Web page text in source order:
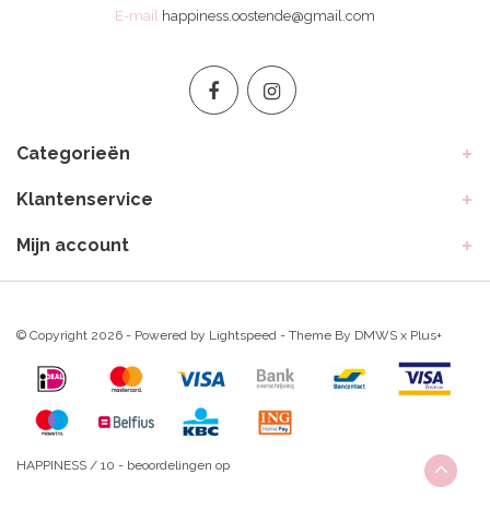
E-mail happiness.oostende@gmail.com
Categorieën
Klantenservice
Mijn account
© Copyright 2026 - Powered by Lightspeed - Theme By DMWS x Plus+
HAPPINESS / 10 - beoordelingen op